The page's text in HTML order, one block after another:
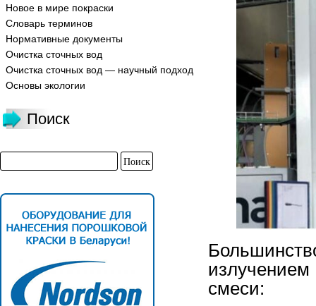
Новое в мире покраски
Словарь терминов
Нормативные документы
Очистка сточных вод
Очистка сточных вод — научный подход
Основы экологии
Поиск
смеси: